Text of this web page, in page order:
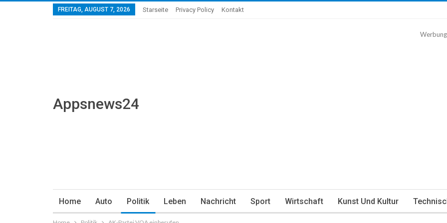
FREITAG, AUGUST 7, 2026 Starseite Privacy Policy Kontakt
Appsnews24
Werbung
Home Auto Politik Leben Nachricht Sport Wirtschaft Kunst Und Kultur